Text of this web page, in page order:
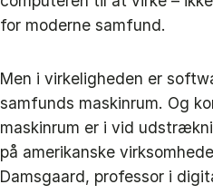
for moderne samfund.
Men i virkeligheden er
samfunds maskinrum. Og
maskinrum er i vid
på amerikanske
Damsgaard, professor i